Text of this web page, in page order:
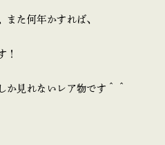
また何年かすれば、
！
か見れないレア物です＾＾